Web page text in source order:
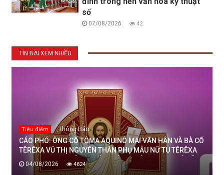
số
07/08/2026 42
TIN BÀI XEM NHIỀU
Tiêu điểm Thông Báo
CÁO PHÓ: ÔNG CỐ TÔMA AQUINÔ MAI VĂN HÂN VÀ BÀ CỐ
TÊRÊXA VŨ THỊ NGUYÊN THÂN PHỤ MẪU NỮ TU TÊRÊXA
MAI THỊ THỊNH, DÒNG MẾN THÁNH GIÁ THANH HOÁ ĐÃ
AN NGHỈ TRONG CHÚA, NGÀY 04/08/2026
04/08/2026 4824